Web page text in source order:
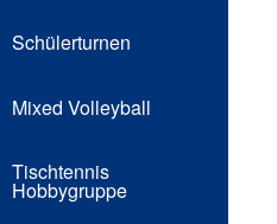
Schülerturnen
Mixed Volleyball
Tischtennis
Hobbygruppe